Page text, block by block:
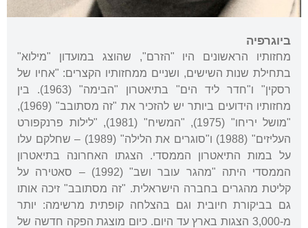
ביוגרפיה
מחזותיו הראשונים היו "הזרם", שהוצג במועדון "מילוא"
בתחילת שנות השישים, ושניים ממחזותיו הקצרים: "אחיו של
רסקין" ו"חדר ליד הים" בתיאטרון "הבימה" (1963). בין
מחזותיו הידועים ביותר יש להזכיר את "זה מסתובב" (1969),
"מושל יריחו" (1975), "המשיח" (1981), "לילות פרנקפורט
העליזים" (1988) ו"סוגרים את הלילה" (1989) – שחלקם עלו
על במות התיאטרון הממסדי. הצגתו האחרונה בתיאטרון
הממסדי היתה "מהגר עובר ושב" (1992) – סאטירה על
קליטת מהגרים בחברה הישראלית. "זה מסתובב" זיכה אותו
גם בביקורת חיובית וגם בהצלחה קופתית מרשימה: יותר
מ-3,000 הצגות בארץ עד היום. כיום מוצגת הפקה חדשה של